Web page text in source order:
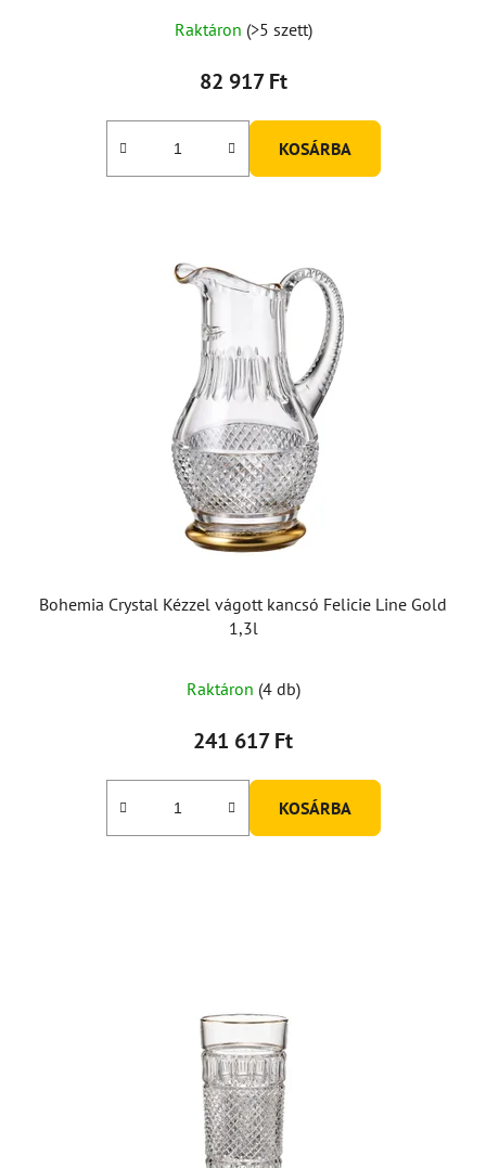
Raktáron (>5 szett)
82 917 Ft
KOSÁRBA
Bohemia Crystal Kézzel vágott kancsó Felicie Line Gold
1,3l
Raktáron (4 db)
241 617 Ft
KOSÁRBA